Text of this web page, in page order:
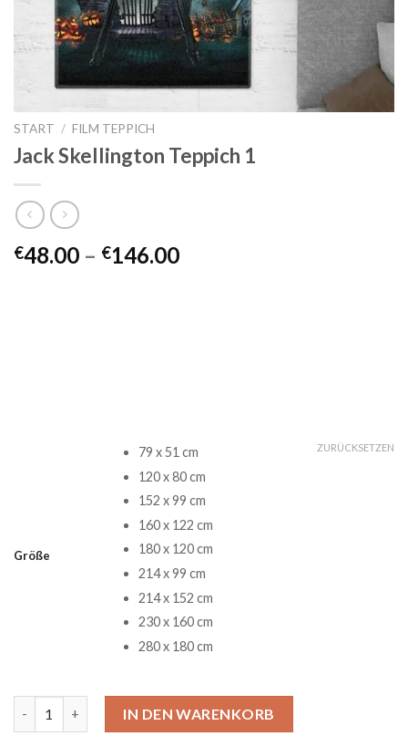
START / FILM TEPPICH
Jack Skellington Teppich 1
€48.00 – €146.00Preisspanne:
Größe
79 x 51 cm
120 x 80 cm
152 x 99 cm
160 x 122 cm
180 x 120 cm
214 x 99 cm
214 x 152 cm
230 x 160 cm
280 x 180 cm
ZURÜCKSETZEN
IN DEN WARENKORB